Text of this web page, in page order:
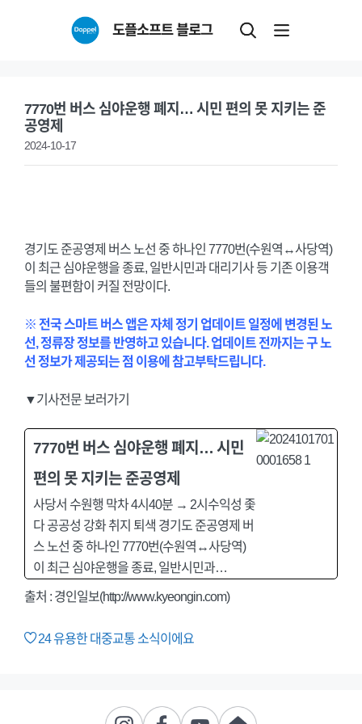
도플소프트 블로그
7770번 버스 심야운행 폐지… 시민 편의 못 지키는 준
공영제
2024-10-17
경기도 준공영제 버스 노선 중 하나인 7770번(수원역↔사당역)
이 최근 심야운행을 종료, 일반시민과 대리기사 등 기존 이용객
들의 불편함이 커질 전망이다.
※ 전국 스마트 버스 앱은 자체 정기 업데이트 일정에 변경된 노
선, 정류장 정보를 반영하고 있습니다. 업데이트 전까지는 구 노
선 정보가 제공되는 점 이용에 참고부탁드립니다.
▼기사전문 보러가기
7770번 버스 심야운행 폐지… 시민
편의 못 지키는 준공영제
사당서 수원행 막차 4시40분 → 2시수익성 좇
다 공공성 강화 취지 퇴색 경기도 준공영제 버
스 노선 중 하나인 7770번(수원역↔사당역)
이 최근 심야운행을 종료, 일반시민과…
출처 : 경인일보(http://www.kyeongin.com)
24유용한 대중교통 소식이에요